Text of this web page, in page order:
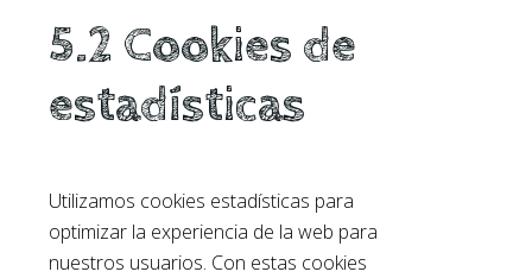
5.2 Cookies de
estadísticas
Utilizamos cookies estadísticas para
optimizar la experiencia de la web para
nuestros usuarios. Con estas cookies